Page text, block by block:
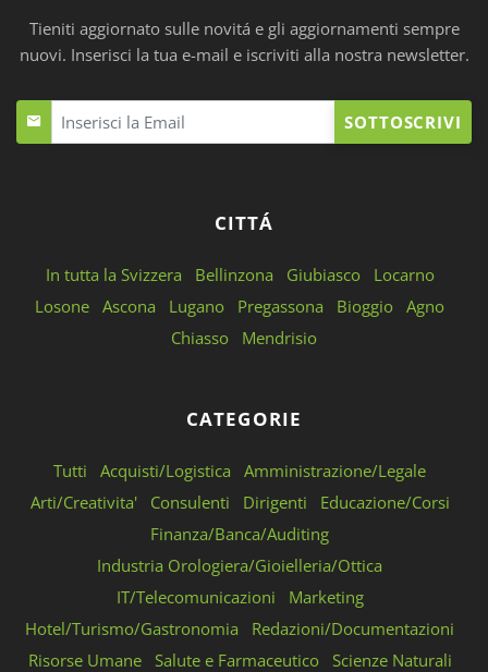
Tieniti aggiornato sulle novitá e gli aggiornamenti sempre
nuovi. Inserisci la tua e-mail e iscriviti alla nostra newsletter.
SOTTOSCRIVI
CITTÁ
In tutta la Svizzera Bellinzona Giubiasco
Locarno
Losone Ascona Lugano Pregassona Bioggio Agno
Chiasso
Mendrisio
CATEGORIE
Tutti Acquisti/Logistica
Amministrazione/Legale
Arti/Creativita'
Consulenti Dirigenti
Educazione/Corsi
Finanza/Banca/Auditing
Industria Orologiera/Gioielleria/Ottica
IT/Telecomunicazioni
Marketing
Hotel/Turismo/Gastronomia
Redazioni/Documentazioni
Risorse Umane
Salute e Farmaceutico Scienze Naturali